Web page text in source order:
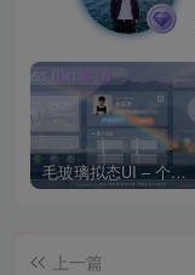
毛玻璃拟态UI – 个人主页（开源版）
上一篇